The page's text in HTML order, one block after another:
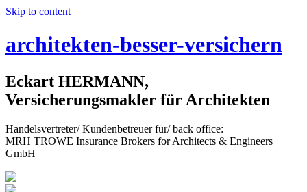
Skip to content
architekten-besser-versichern
Eckart HERMANN,
Versicherungsmakler für Architekten
Handelsvertreter/ Kundenbetreuer für/ back office:
MRH TROWE Insurance Brokers for Architects & Engineers
GmbH